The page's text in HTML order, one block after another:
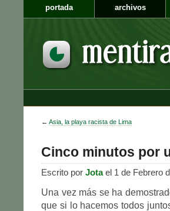
portada archivos
← Asia, la playa racista de Lima
Cinco minutos por
Escrito por Jotael 1 de Febrero
Una vez más se ha
que si lo hacemos todos